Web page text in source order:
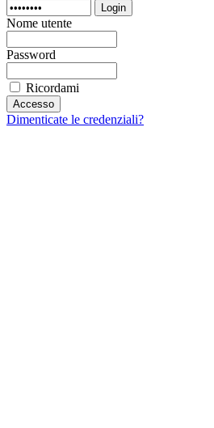
Login
Nome utente
Password
Ricordami
Dimenticate le credenziali?